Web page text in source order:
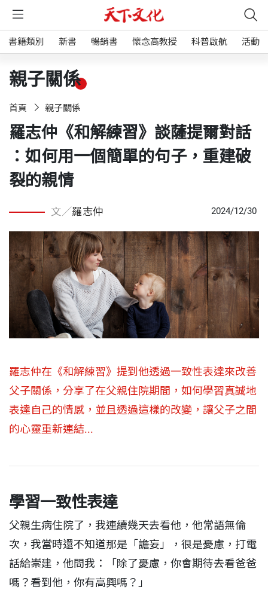
書籍類別 新書 暢銷書 懷念高教授 科普啟航 活動
親子關係
首頁 親子關係
羅志仲《和解練習》談薩提爾對話
：如何用一個簡單的句子，重建破
裂的親情
文／羅志仲 2024/12/30
羅志仲在《和解練習》提到他透過一致性表達來改善
父子關係，分享了在父親住院期間，如何學習真誠地
表達自己的情感，並且透過這樣的改變，讓父子之間
的心靈重新連結...
學習一致性表達
父親生病住院了，我連續幾天去看他，他常語無倫
次，我當時還不知道那是「譫妄」，很是憂慮，打電
話給崇建，他問我：「除了憂慮，你會期待去看爸爸
嗎？看到他，你有高興嗎？」